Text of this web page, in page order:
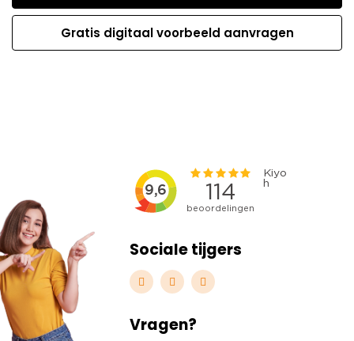
Gratis digitaal voorbeeld aanvragen
Sociale tijgers
Vragen?